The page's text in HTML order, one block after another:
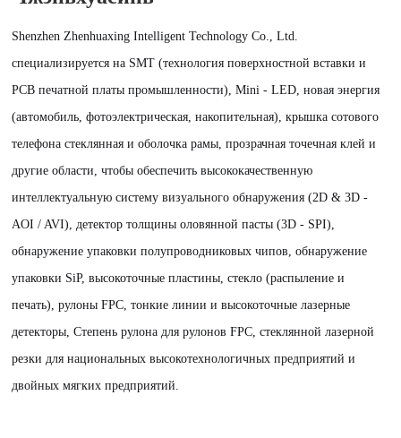
Shenzhen Zhenhuaxing Intelligent Technology Co., Ltd.
специализируется на SMT (технология поверхностной вставки и
PCB печатной платы промышленности), Mini - LED, новая энергия
(автомобиль, фотоэлектрическая, накопительная), крышка сотового
телефона стеклянная и оболочка рамы, прозрачная точечная клей и
другие области, чтобы обеспечить высококачественную
интеллектуальную систему визуального обнаружения (2D & 3D -
AOI / AVI), детектор толщины оловянной пасты (3D - SPI),
обнаружение упаковки полупроводниковых чипов, обнаружение
упаковки SiP, высокоточные пластины, стекло (распыление и
печать), рулоны FPC, тонкие линии и высокоточные лазерные
детекторы, Степень рулона для рулонов FPC, стеклянной лазерной
резки для национальных высокотехнологичных предприятий и
двойных мягких предприятий.